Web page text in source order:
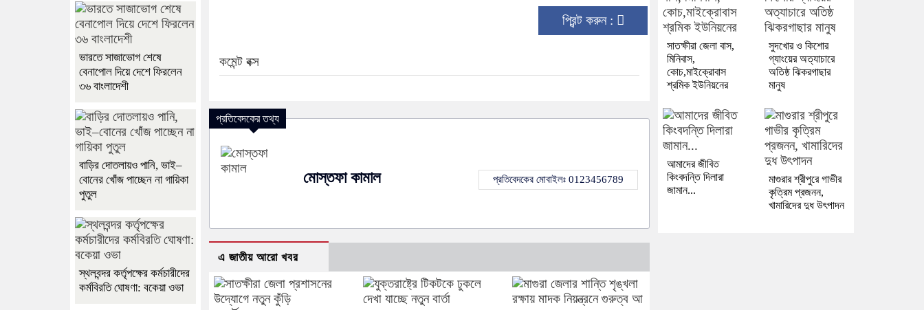
প্রিন্ট করুন :
কমেন্ট বক্স
প্রতিবেদকের তথ্য
মোস্তফা কামাল প্রতিবেদকের মোবাইলঃ 0123456789
এ জাতীয় আরো খবর
ভারতে সাজাভোগ শেষে
বেনাপোল দিয়ে দেশে ফিরলেন
৩৬ বাংলাদেশী
বাড়ির দোতলায়ও পানি, ভাই–
বোনের খোঁজ পাচ্ছেন না গায়িকা
পুতুল
স্থলবন্দর কর্তৃপক্ষের কর্মচারীদের
কর্মবিরতি ঘোষণা: বকেয়া ওভা
সাতক্ষীরা জেলা বাস,
মিনিবাস,
কোচ,মাইক্রোবাস
শ্রমিক ইউনিয়নের
সুদখোর ও কিশোর
গ্যাংয়ের অত্যাচারে
অতিষ্ঠ ঝিকরগাছার
মানুষ
আমাদের জীবিত
কিংবদন্তি দিলারা
জামান...
মাগুরার শ্রীপুরে গাভীর
কৃত্রিম প্রজনন,
খামারিদের দুধ উৎপাদন